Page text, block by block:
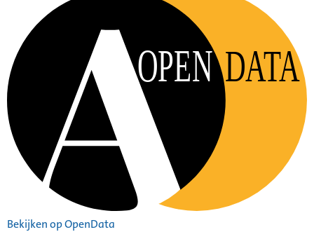
OPEN DATA
Bekijken op OpenData